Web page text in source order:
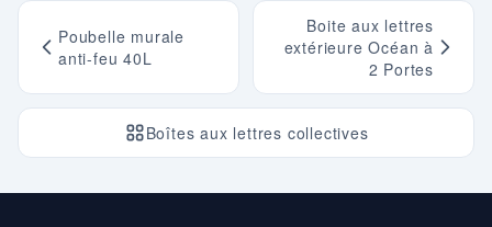
Poubelle murale
anti-feu 40L
Boîtes aux lettres collectives
Boite aux lettres
extérieure Océan à
2 Portes